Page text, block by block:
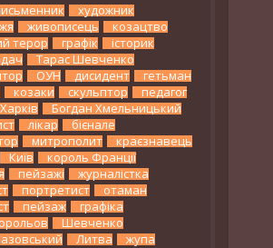
художник
живописець
козацтво
терор
графік
історик
Тарас Шевченко
ОУН дисидент
гетьман
козаки скульптор
педагог
Харків
Богдан Хмельницький
лікар
бієнале
митрополит
краєзнавець
Київ
король Франції
пейзажі
журналістка
портретист
отаман
пейзаж
графіка
Шевченко
Литва жупа